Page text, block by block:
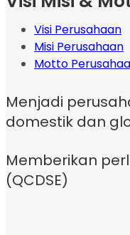
Visi Perusahaan
Misi Perusahaan
Motto
Menjadi
domestik dan
Memberikan
(QCDSE)